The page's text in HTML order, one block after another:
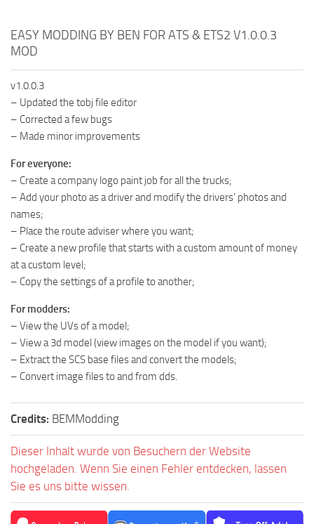
EASY MODDING BY BEN FOR ATS & ETS2 V1.0.0.3
MOD
v1.0.0.3
– Updated the tobj file editor
– Corrected a few bugs
– Made minor improvements
For everyone:
– Create a company logo paint job for all the trucks;
– Add your photo as a driver and modify the drivers’ photos and
names;
– Place the route adviser where you want;
– Create a new profile that starts with a custom amount of money
at a custom level;
– Copy the settings of a profile to another;
For modders:
– View the UVs of a model;
– View a 3d model (view images on the model if you want);
– Extract the SCS base files and convert the models;
– Convert image files to and from dds.
Credits: BEMModding
Dieser Inhalt wurde von Besuchern der Website
hochgeladen. Wenn Sie einen Fehler entdecken, lassen
Sie es uns bitte wissen.